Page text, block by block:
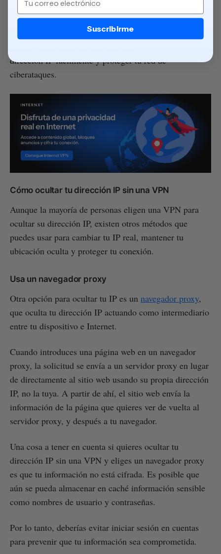
tanto a tu proveedor de servicios de Internet (ISP) como
a los hackers.
dirección IP fácilmente y proteger tu red de
ciberataques.
Cómo ocultar tu dirección IP sin una VPN
Aunque la mayoría de personas eligen una VPN para
ocultar su dirección IP, existen otros métodos que
puedes usar para cambiar tu IP real, mantener tu
ubicación oculta y proteger tu conexión.
Usa un navegador proxy
Otra opción para ocultar tu IP es un navegador proxy,
que oculta tu dirección IP actuando como intermediario
entre tu dispositivo e Internet.
Cuando introduces una página web en un navegador
proxy, la solicitud se envía a un servidor proxy en lugar
de directamente al sitio web usando su propia dirección
IP, no la tuya. A partir de ahí, el sitio web envía la
información de la página que quieres ver de vuelta al
servidor proxy, y después a tu navegador.
Una cosa a tener en cuenta si quieres ocultar tu
dirección IP sin una VPN y eliges un navegador proxy
es que tu información no está cifrada. Es posible que
aún se pueda almacenar en caché información sensible
como nombres de usuario y contraseñas.
Por lo tanto, deberías evitar iniciar sesión en cuentas
para prevenir que tu información sea comprometida.
Suscribirme